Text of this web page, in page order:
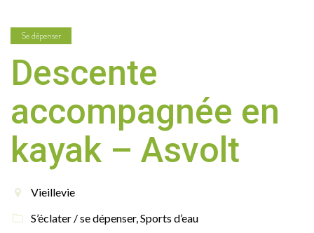
Se dépenser
Descente
accompagnée en
kayak – Asvolt
Vieillevie
S’éclater / se dépenser, Sports d’eau